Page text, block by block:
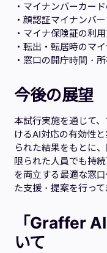
・マイナンバーカー
・顔認証マイナンバ
・マイナ保険証の利
・転出・転居時のマ
・窓口の開庁時間・
今後の展望
本試行実施を通じて
けるAI対応の有効性
られた結果をもとに
限られた人員でも持
を両立する最適な窓
た支援・提案を行って
「Graffer
いて